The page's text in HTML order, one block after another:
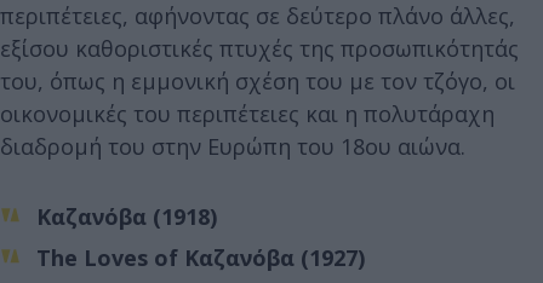
περιπέτειες, αφήνοντας σε δεύτερο πλάνο άλλες,
εξίσου καθοριστικές πτυχές της προσωπικότητάς
του, όπως η εμμονική σχέση του με τον τζόγο, οι
οικονομικές του περιπέτειες και η πολυτάραχη
διαδρομή του στην Ευρώπη του 18ου αιώνα.
Καζανόβα (1918)
The Loves of Καζανόβα (1927)